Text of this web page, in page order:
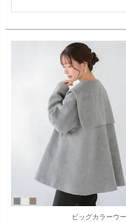
ビッグカラーウ